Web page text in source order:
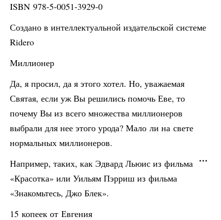
ISBN 978-5-0051-3929-0
Создано в интеллектуальной издательской системе
Ridero
Миллионер
Да, я просил, да я этого хотел. Но, уважаемая
Святая, если уж Вы решились помочь Еве, то
почему Вы из всего множества миллионеров
выбрали для нее этого урода? Мало ли на свете
нормальных миллионеров.
Например, таких, как Эдвард Льюис из фильма
«Красотка» или Уильям Пэрриш из фильма
«Знакомьтесь, Джо Блек».
15 копеек от Евгения